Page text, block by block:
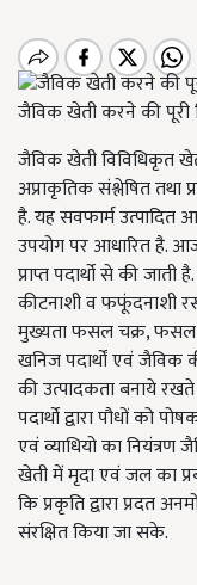
जैविक खेती करने की पूरी
जैविक खेती विविधिकृत
अप्राकृतिक संश्लेषित तथा
है. यह सवफार्म उत्पादित
उपयोग पर आधारित है.
प्राप्त पदार्थो से की
कीटनाशी व फफूंदनाशी
मुख्यता फसल चक्र, फसल
खनिज पदार्थों एवं जैविक
की उत्पादकता बनाये
पदार्थो द्वारा पौधों को
एवं व्याधियो का नियंत्रण
खेती में मृदा एवं जल का
कि प्रकृति द्वारा प्रदत
संरक्षित किया जा सके.